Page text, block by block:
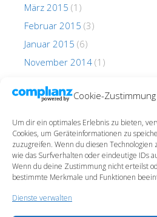
Cookie-
Um dir ein optimales Erlebnis zu bieten,
Cookies, um Geräteinformationen zu
zuzugreifen. Wenn du diesen
wie das Surfverhalten oder eindeutige IDs
Wenn du deine Zustimmung nicht erteilst
bestimmte Merkmale und Funktionen
Dienste verwalten
März 2015 (1)
Februar 2015 (3)
Januar 2015 (6)
November 2014 (1)
Impressum
Cookie-Richtlinie (EU)